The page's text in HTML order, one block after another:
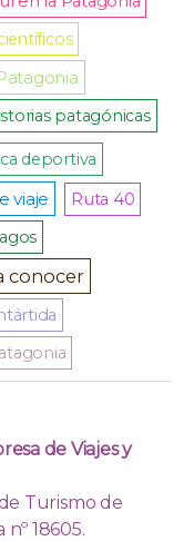
patagónicas
deportiva
viaje
Ruta 40
conocer
de Viajes y
Turismo de
18605.